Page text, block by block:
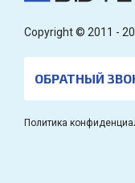
Copyright © 2011 -
ОБРАТНЫЙ
Политика